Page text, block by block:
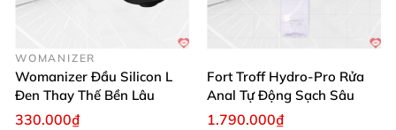
WOMANIZER
Womanizer Đầu Silicon L
Đen Thay Thế Bền Lâu
330.000₫
Fort Troff Hydro-Pro Rửa
Anal Tự Động Sạch Sâu
1.790.000₫